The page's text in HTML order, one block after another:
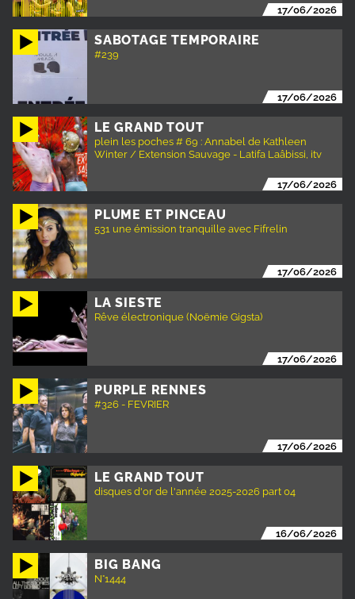
17/06/2026
SABOTAGE TEMPORAIRE
#239
17/06/2026
LE GRAND TOUT
plein les poches # 69 : Annabel de Kathleen
Winter / Extension Sauvage - Latifa Laâbissi, itv
17/06/2026
PLUME ET PINCEAU
531 une émission tranquille avec Fifrelin
17/06/2026
LA SIESTE
Rêve électronique (Noëmie Gigsta)
17/06/2026
PURPLE RENNES
#326 - FEVRIER
17/06/2026
LE GRAND TOUT
disques d'or de l'année 2025-2026 part 04
16/06/2026
BIG BANG
N°1444